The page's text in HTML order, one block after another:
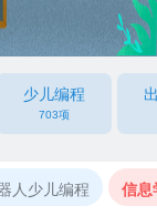
少儿编程
703项
人少儿编程 信息